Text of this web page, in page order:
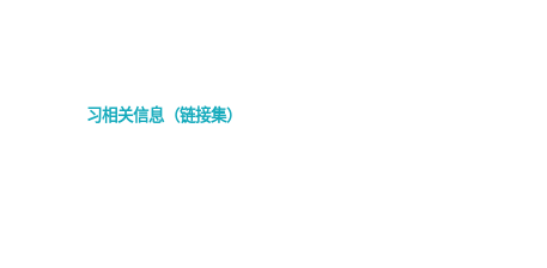
习相关信息（链接集）